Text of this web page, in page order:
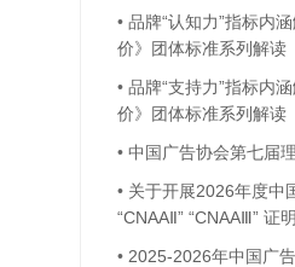
• 品牌“认知力”指标内
价》团体标准系列解读
• 品牌“支持力”指标内
价》团体标准系列解读
• 中国广告协会第七届
• 关于开展2026年度中
“CNAAⅡ” “CNAAⅢ” 证
• 2025-2026年中国广